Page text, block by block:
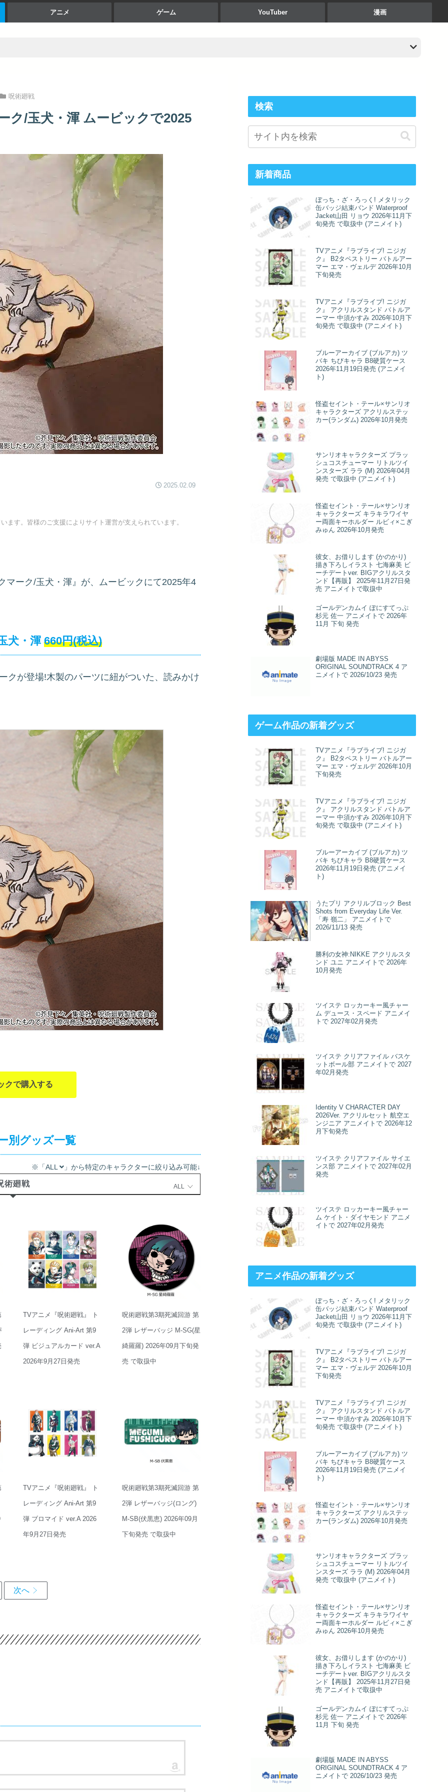
アニメ ゲーム YouTuber 漫画
呪術廻戦
ク/玉犬・渾 ムービックで2025
2025.02.09
す。皆様のご支援によりサイト運営が支えられています。
マーク/玉犬・渾』が、ムービックにて2025年4
犬・渾 660円(税込)
クが登場!木製のパーツに紐がついた、読みかけ
クで購入する
別グッズ一覧
※「ALL 」から特定のキャラクターに絞り込み可能↓
術廻戦 ALL
TVアニメ『呪術廻戦』 ト
レーディング Ani-Art 第9
弾 ビジュアルカード ver.A
2026年9月27日発売
呪術廻戦第3期死滅回游 第
2弾 レザーバッジ M-SG(星
綺羅羅) 2026年09月下旬発
売 で取扱中
TVアニメ『呪術廻戦』 ト
レーディング Ani-Art 第9
弾 ブロマイド ver.A 2026
年9月27日発売
呪術廻戦第3期死滅回游 第
2弾 レザーバッジ(ロング)
M-SB(伏黒恵) 2026年09月
下旬発売 で取扱中
検索
新着商品
ぼっち・ざ・ろっく! メタリック
缶バッジ結束バンド Waterproof
Jacket山田 リョウ 2026年11月下
旬発売 で取扱中 (アニメイト)
TVアニメ『ラブライブ! ニジガ
ク』 B2タペストリー バトルアー
マー エマ・ヴェルデ 2026年10月
下旬発売
TVアニメ『ラブライブ! ニジガ
ク』 アクリルスタンド バトルア
ーマー 中須かすみ 2026年10月下
旬発売 で取扱中 (アニメイト)
ブルーアーカイブ (ブルアカ) ツ
バキ ちびキャラ B8硬質ケース
2026年11月19日発売 (アニメイ
ト)
怪盗セイント・テール×サンリオ
キャラクターズ アクリルステッ
カー(ランダム) 2026年10月発売
サンリオキャラクターズ プラッ
シュコスチューマー リトルツイ
ンスターズ ララ (M) 2026年04月
発売 で取扱中 (アニメイト)
怪盗セイント・テール×サンリオ
キャラクターズ キラキラワイヤ
ー両面キーホルダー ルビィ×こぎ
みゅん 2026年10月発売
彼女、お借りします (かのかり)
描き下ろしイラスト 七海麻美 ビ
ーチデートver. BIGアクリルスタ
ンド【再販】 2025年11月27日発
売 アニメイトで取扱中
ゴールデンカムイ ぽにすてっぷ
杉元 佐一 アニメイトで 2026年
11月 下旬 発売
劇場版 MADE IN ABYSS
ORIGINAL SOUNDTRACK 4 ア
ニメイトで 2026/10/23 発売
ゲーム作品の新着グッズ
TVアニメ『ラブライブ! ニジガ
ク』 B2タペストリー バトルアー
マー エマ・ヴェルデ 2026年10月
下旬発売
TVアニメ『ラブライブ! ニジガ
ク』 アクリルスタンド バトルア
ーマー 中須かすみ 2026年10月下
旬発売 で取扱中 (アニメイト)
ブルーアーカイブ (ブルアカ) ツ
バキ ちびキャラ B8硬質ケース
2026年11月19日発売 (アニメイ
ト)
うたプリ アクリルブロック Best
Shots from Everyday Life Ver.
「寿 嶺二」 アニメイトで
2026/11/13 発売
勝利の女神:NIKKE アクリルスタ
ンド ユニ アニメイトで 2026年
10月発売
ツイステ ロッカーキー風チャー
ム デュース・スペード アニメイ
トで 2027年02月発売
ツイステ クリアファイル バスケ
ットボール部 アニメイトで 2027
年02月発売
Identity V CHARACTER DAY
2026Ver. アクリルセット 航空エ
ンジニア アニメイトで 2026年12
月下旬発売
ツイステ クリアファイル サイエ
ンス部 アニメイトで 2027年02月
発売
ツイステ ロッカーキー風チャー
ム ケイト・ダイヤモンド アニメ
イトで 2027年02月発売
アニメ作品の新着グッズ
ぼっち・ざ・ろっく! メタリック
缶バッジ結束バンド Waterproof
Jacket山田 リョウ 2026年11月下
旬発売 で取扱中 (アニメイト)
TVアニメ『ラブライブ! ニジガ
ク』 B2タペストリー バトルアー
マー エマ・ヴェルデ 2026年10月
下旬発売
TVアニメ『ラブライブ! ニジガ
ク』 アクリルスタンド バトルア
ーマー 中須かすみ 2026年10月下
旬発売 で取扱中 (アニメイト)
ブルーアーカイブ (ブルアカ) ツ
バキ ちびキャラ B8硬質ケース
2026年11月19日発売 (アニメイ
ト)
怪盗セイント・テール×サンリオ
キャラクターズ アクリルステッ
カー(ランダム) 2026年10月発売
サンリオキャラクターズ プラッ
シュコスチューマー リトルツイ
ンスターズ ララ (M) 2026年04月
発売 で取扱中 (アニメイト)
怪盗セイント・テール×サンリオ
キャラクターズ キラキラワイヤ
ー両面キーホルダー ルビィ×こぎ
みゅん 2026年10月発売
彼女、お借りします (かのかり)
描き下ろしイラスト 七海麻美 ビ
ーチデートver. BIGアクリルスタ
ンド【再販】 2025年11月27日発
売 アニメイトで取扱中
ゴールデンカムイ ぽにすてっぷ
杉元 佐一 アニメイトで 2026年
11月 下旬 発売
劇場版 MADE IN ABYSS
ORIGINAL SOUNDTRACK 4 ア
ニメイトで 2026/10/23 発売